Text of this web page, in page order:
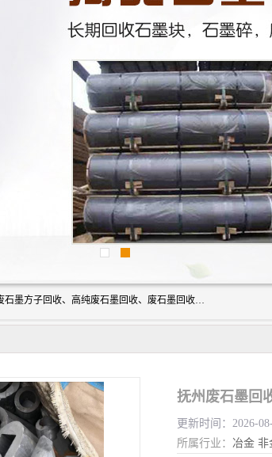
河北石墨回收厂家昊联碳素有限公司主要经营业务：石墨粉子回收、废石墨方子回收、高纯废石墨回收、废石墨回收、石墨电极回收、废石墨板回收、石墨增碳剂、单晶硅石墨、单晶硅石墨回收、废多晶硅石墨、废多晶硅石墨回收、废高纯石墨回收、废石墨、废石墨棒、废石墨棒回收、废石墨换热器回收、高纯石墨回收、石墨粉回收、石墨换热器回收、石墨纸回收、回收石墨板、回收石墨电极、石墨板回收、石墨回收。
抚州废石墨回
更新时间：2026-
所属行业： 冶金 非